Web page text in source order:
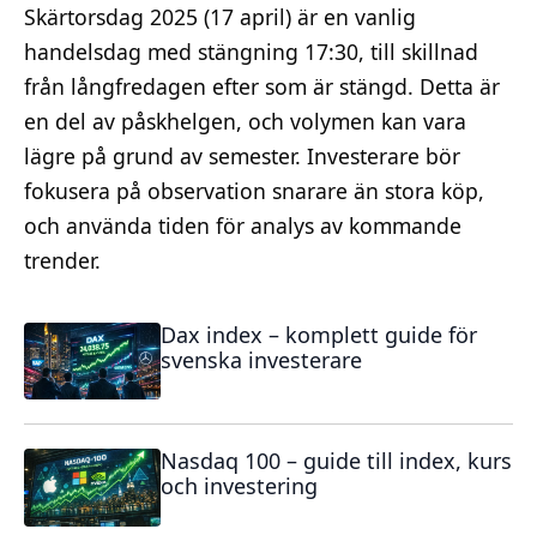
Skärtorsdag 2025 (17 april) är en vanlig
handelsdag med stängning 17:30, till skillnad
från långfredagen efter som är stängd. Detta är
en del av påskhelgen, och volymen kan vara
lägre på grund av semester. Investerare bör
fokusera på observation snarare än stora köp,
och använda tiden för analys av kommande
trender.
Dax index – komplett guide för
svenska investerare
Nasdaq 100 – guide till index, kurs
och investering